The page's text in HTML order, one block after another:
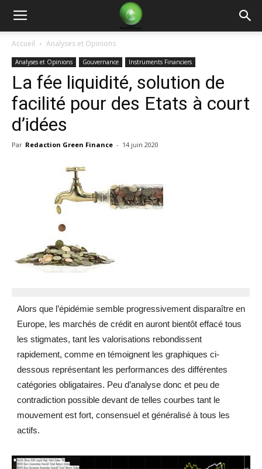
Green
Finance
Accueil Analyses et Opinions
Analyses et Opinions Gouvernance Instruments Financiers
La fée liquidité, solution de
facilité pour des Etats à court
d’idées
Par Redaction Green Finance - 14 juin 2020
Alors que l’épidémie semble progressivement disparaître en
Europe, les marchés de crédit en auront bientôt effacé tous
les stigmates, tant les valorisations rebondissent
rapidement, comme en témoignent les graphiques ci-
dessous représentant les performances des différentes
catégories obligataires. Peu d’analyse donc et peu de
contradiction possible devant de telles courbes tant le
mouvement est fort, consensuel et généralisé à tous les
actifs.